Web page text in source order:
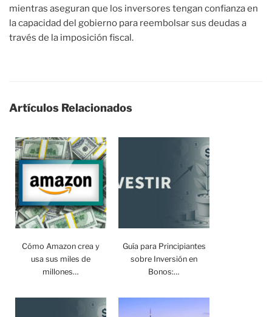
mientras aseguran que los inversores tengan confianza en
la capacidad del gobierno para reembolsar sus deudas a
través de la imposición fiscal.
Artículos Relacionados
Cómo Amazon crea y
usa sus miles de
millones…
Guía para Principiantes
sobre Inversión en
Bonos:…